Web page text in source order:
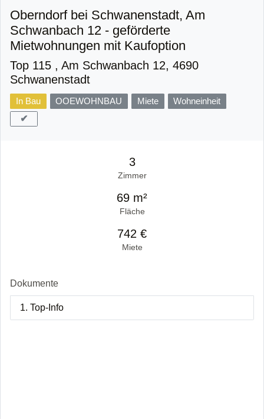
Oberndorf bei Schwanenstadt, Am
Schwanbach 12 - geförderte
Mietwohnungen mit Kaufoption
Top 115 , Am Schwanbach 12, 4690
Schwanenstadt
In Bau OOEWOHNBAU Miete
Wohneinheit
✔
3
Zimmer
69 m²
Fläche
742 €
Miete
Dokumente
1. Top-Info